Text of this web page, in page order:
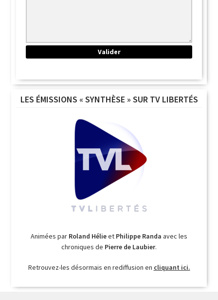
LES ÉMISSIONS « SYNTHÈSE » SUR TV LIBERTÉS
Animées par Roland Hélieet Philippe Randa avec les
chroniques de Pierre de Laubier.
Retrouvez-les désormais en rediffusion en cliquant ici.